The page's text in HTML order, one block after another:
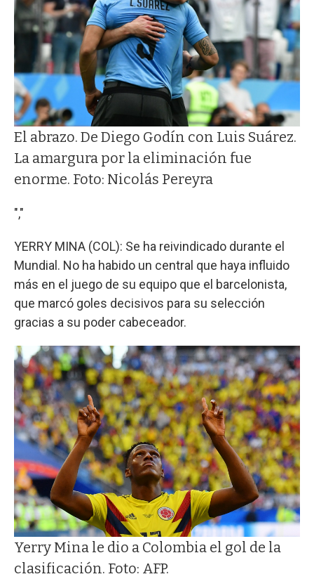
El abrazo. De Diego Godín con Luis Suárez.
La amargura por la eliminación fue
enorme. Foto: Nicolás Pereyra
","
YERRY MINA (COL): Se ha reivindicado durante el
Mundial. No ha habido un central que haya influido
más en el juego de su equipo que el barcelonista,
que marcó goles decisivos para su selección
gracias a su poder cabeceador.
Yerry Mina le dio a Colombia el gol de la
clasificación. Foto: AFP.